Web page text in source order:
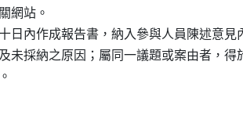
網站。
十日內作成報告書，納入參與人員陳述意見
及未採納之原因；屬同一議題或案由者，